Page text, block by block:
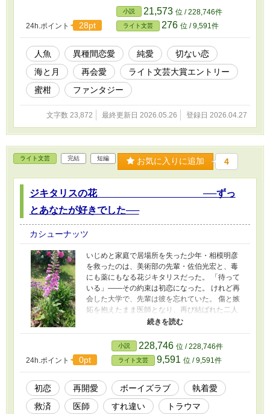
た彼女は、すべてを失ったはずの恋の続きを連
れてくる。 これは、 待ち続けた少年と、海を捨
てた人魚の、切なく優しい純愛譚。
24h.ポイント 28pt
小説 21,573 位 / 228,746件
ライト文芸 276 位 / 9,591件
人魚 異種間恋愛 純愛
切ない恋
海と月
再会愛
ライト文芸大賞エントリー
蜜柑
ファンタジー
文字数 23,872 最終更新日 2026.05.26 登録日 2026.04.27
ライト文芸 完結 短編 お気に入りに追加 4
ジキタリスの花 ──ずっ
とあなたが好きでした──
カシューナッツ
いじめと家庭で居場所を失った少年・相模明彦
を救ったのは、美術部の先輩・佐伯光宏と、毒
にも薬にもなる花ジキタリスだった。 「待って
いる」――その約束は初恋になった。 けれど再
会した大学で、先輩は彼を忘れていた。 傷と嫉
妬を抱えたまま医師となり、再び結ばれた二人
は、赦しと執着のはざまで、愛を問い直してい
る救済の物語。 本作は、【癒しの手、壊した手
──愛と赦しの、その先へ】を中心としたシリー
ズのスピンオフ作品となります。
24h.ポイント 0pt
小説 228,746 位 / 228,746件
ライト文芸 9,591 位 / 9,591件
初恋 再開愛 ボーイズラブ
執着愛
救済
医師 すれ違い
トラウマ